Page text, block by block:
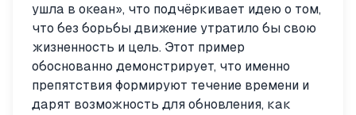
ушла в океан», что подчёркивает идею о том,
что без борьбы движение утратило бы свою
жизненность и цель. Этот пример
обоснованно демонстрирует, что именно
препятствия формируют течение времени и
дарят возможность для обновления, как